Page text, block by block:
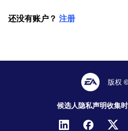
还没有账户？ 注册
版权
候选人隐私声明收集